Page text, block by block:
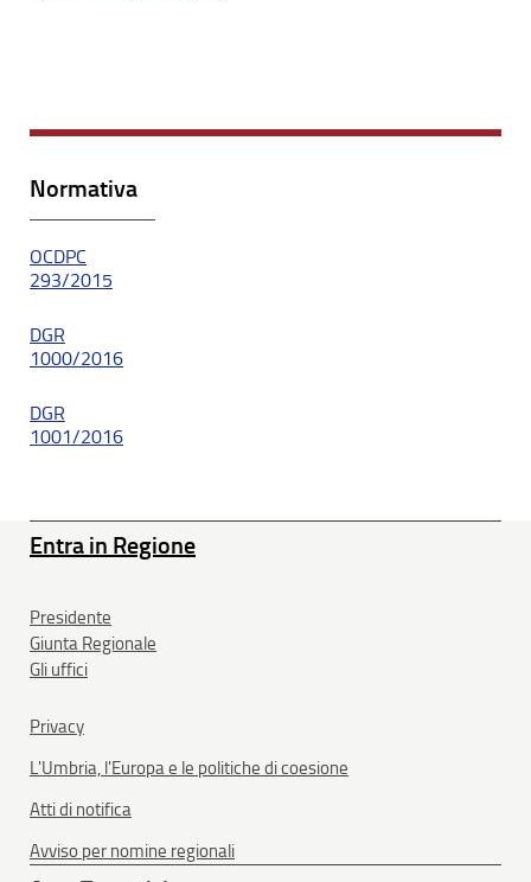
Normativa
OCDPC
293/2015
DGR
1000/2016
DGR
1001/2016
Entra in Regione
Presidente
Giunta Regionale
Gli uffici
Privacy
L'Umbria, l'Europa e le politiche di coesione
Atti di notifica
Avviso per nomine regionali